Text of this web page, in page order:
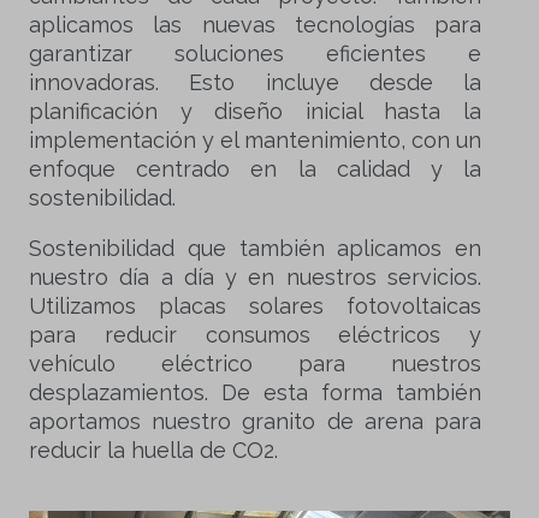
aplicamos las nuevas tecnologías para
garantizar soluciones eficientes e
innovadoras. Esto incluye desde la
planificación y diseño inicial hasta la
implementación y el mantenimiento, con un
enfoque centrado en la calidad y la
sostenibilidad.
Sostenibilidad que también aplicamos en
nuestro día a día y en nuestros servicios.
Utilizamos placas solares fotovoltaicas
para reducir consumos eléctricos y
vehículo eléctrico para nuestros
desplazamientos. De esta forma también
aportamos nuestro granito de arena para
reducir la huella de CO2.